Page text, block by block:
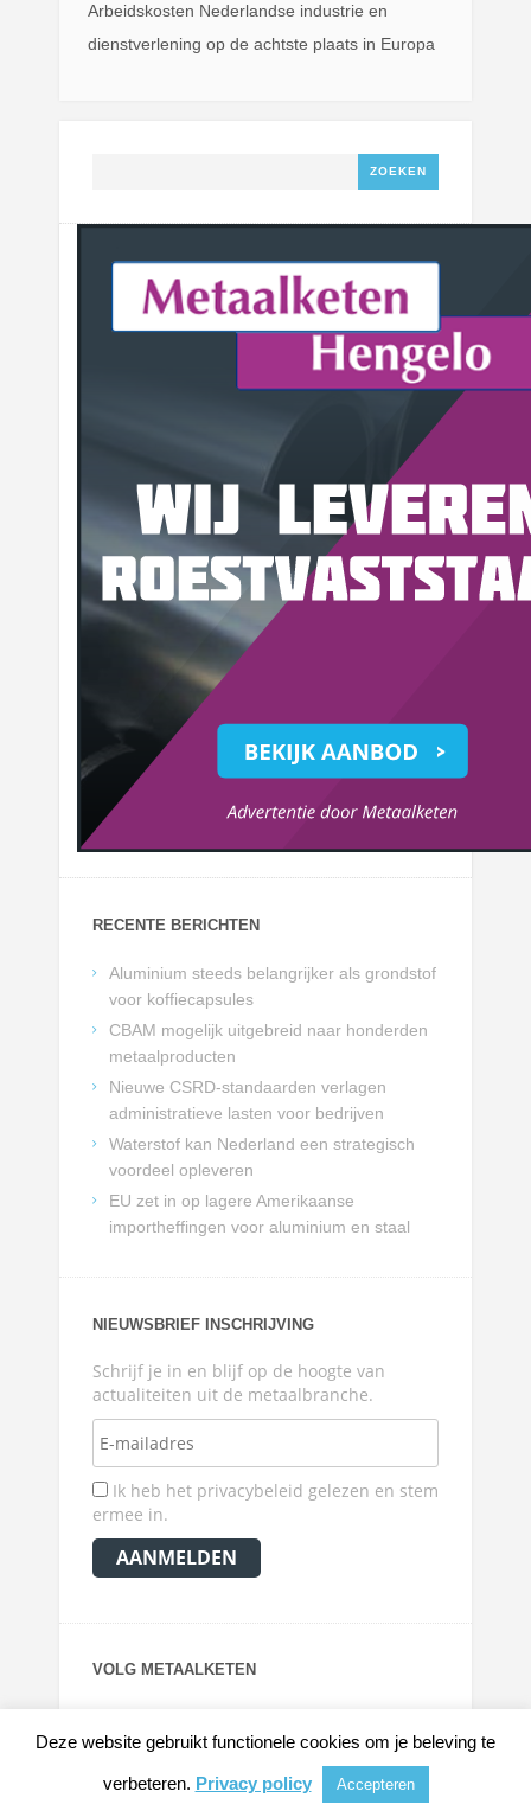
Arbeidskosten Nederlandse industrie en
dienstverlening op de achtste plaats in Europa
RECENTE BERICHTEN
Aluminium steeds belangrijker als grondstof
voor koffiecapsules
CBAM mogelijk uitgebreid naar honderden
metaalproducten
Nieuwe CSRD-standaarden verlagen
administratieve lasten voor bedrijven
Waterstof kan Nederland een strategisch
voordeel opleveren
EU zet in op lagere Amerikaanse
importheffingen voor aluminium en staal
NIEUWSBRIEF INSCHRIJVING
Schrijf je in en blijf op de hoogte van
actualiteiten uit de metaalbranche.
Ik heb het privacybeleid gelezen en stem
ermee in.
VOLG METAALKETEN
Deze website gebruikt functionele cookies om je beleving te
verbeteren. Privacy policy Accepteren